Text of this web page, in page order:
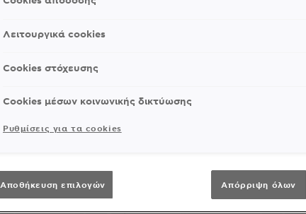
Λειτουργικά cookies
Cookies στόχευσης
Cookies μέσων κοινωνικής δικτύωσης
Ρυθμίσεις για τα cookies
Αποθήκευση επιλογών Απόρριψη όλων